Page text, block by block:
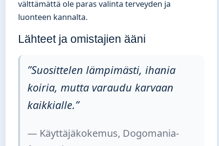
välttämättä ole paras valinta terveyden ja
luonteen kannalta.
Lähteet ja omistajien ääni
”Suosittelen lämpimästi, ihania
koiria, mutta varaudu karvaan
kaikkialle.”
— Käyttäjäkokemus, Dogomania-